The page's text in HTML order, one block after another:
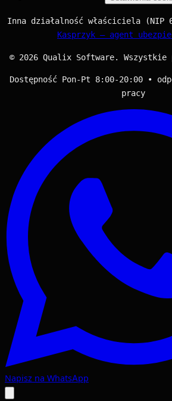
Inna działalność właściciela (NIP
Kasprzyk — agent
© 2026 Qualix Software. Wszystkie
Dostępność Pon-Pt 8:00-20:00 •
pracy
Napisz na WhatsApp